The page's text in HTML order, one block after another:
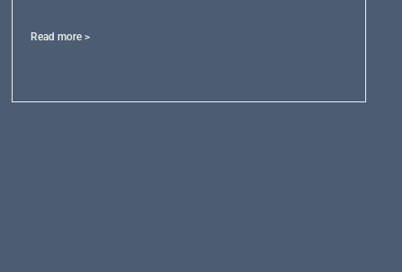
Read more >